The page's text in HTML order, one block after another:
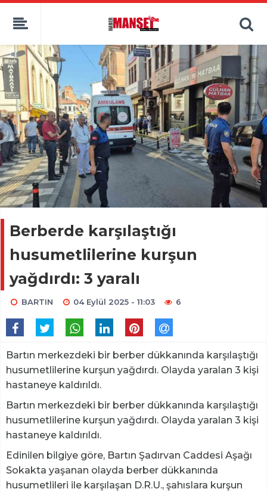
Berberde karşılaştığı
husumetlilerine kurşun
yağdırdı: 3 yaralı
BARTIN 04 Eylül 2025 - 11:03 6
Bartın merkezdeki bir berber dükkanında karşılaştığı
husumetlilerine kurşun yağdırdı. Olayda yaralan 3 kişi
hastaneye kaldırıldı.
Bartın merkezdeki bir berber dükkanında karşılaştığı
husumetlilerine kurşun yağdırdı. Olayda yaralan 3 kişi
hastaneye kaldırıldı.
Edinilen bilgiye göre, Bartın Şadırvan Caddesi Aşağı
Sokakta yaşanan olayda berber dükkanında
husumetlileri ile karşılaşan D.R.U., şahıslara kurşun